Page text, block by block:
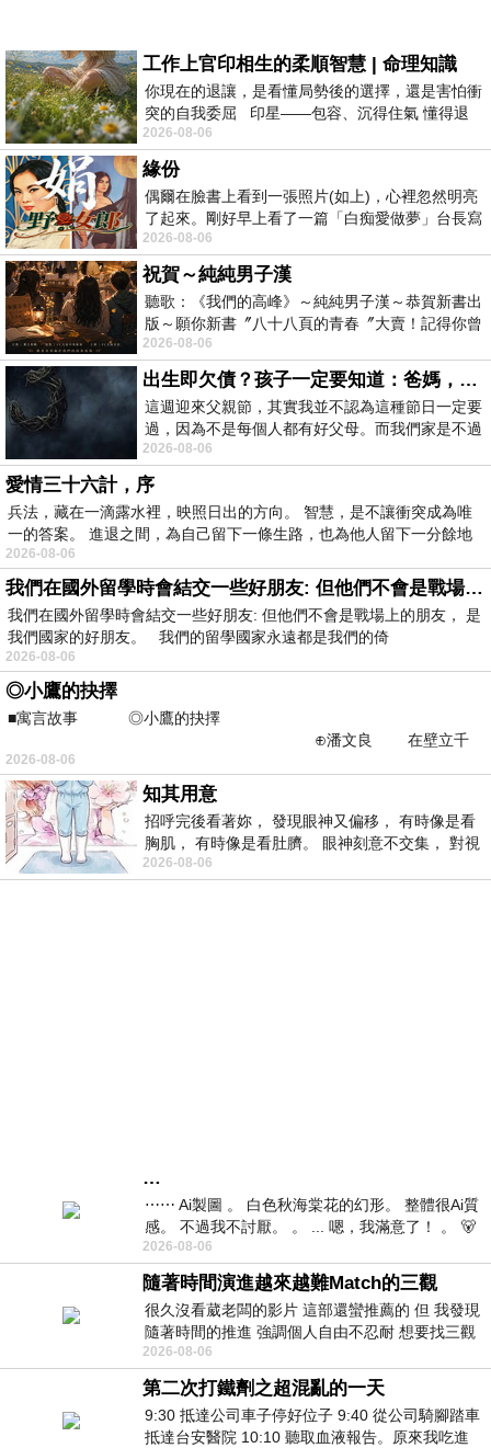
工作上官印相生的柔順智慧 | 命理知識
你現在的退讓，是看懂局勢後的選擇，還是害怕衝
突的自我委屈 印星——包容、沉得住氣 懂得退
一步觀察，不會
2026-08-06
緣份
偶爾在臉書上看到一張照片(如上)，心裡忽然明亮
了起來。剛好早上看了一篇「白痴愛做夢」台長寫
的貼文，在回顧年輕時瘋狂愛上
2026-08-06
祝賀～純純男子漢
聽歌：《我們的高峰》～純純男子漢～恭賀新書出
版～願你新書〞八十八頁的青春〞大賣！記得你曾
經在我的版留言…「好讚的圖^^感覺大家
2026-08-06
出生即欠債？孩子一定要知道：爸媽，其實我不欠你們
這週迎來父親節，其實我並不認為這種節日一定要
過，因為不是每個人都有好父母。而我們家是不過
節的，平時也沒什麼儀式感，生活趨近冷
2026-08-06
愛情三十六計，序
兵法，藏在一滴露水裡，映照日出的方向。 智慧，是不讓衝突成為唯
一的答案。 進退之間，為自己留下一條生路，也為他人留下一分餘地
2026-08-06
我們在國外留學時會結交一些好朋友: 但他們不會是戰場上的朋友
我們在國外留學時會結交一些好朋友: 但他們不會是戰場上的朋友， 是
我們國家的好朋友。 我們的留學國家永遠都是我們的倚
2026-08-06
◎小鷹的抉擇
■寓言故事 ◎小鷹的抉擇
⊕潘文良 在壁立千
仞的懸崖上，有一座遮天蔽
2026-08-06
知其用意
招呼完後看著妳， 發現眼神又偏移， 有時像是看
胸肌， 有時像是看肚臍。 眼神刻意不交集， 對視
視線不對齊， 讓我很難不
2026-08-06
…
⋯⋯ Ai製圖 。 白色秋海棠花的幻形。 整體很Ai質
感。 不過我不討厭。 。 ... 嗯，我滿意了！ 。 🐻
昨中
2026-08-06
隨著時間演進越來越難Match的三觀
很久沒看葳老闆的影片 這部還蠻推薦的 但 我發現
隨著時間的推進 強調個人自由不忍耐 想要找三觀
接近的不要說對象 連朋友都超
2026-08-06
第二次打鐵劑之超混亂的一天
9:30 抵達公司車子停好位子 9:40 從公司騎腳踏車
抵達台安醫院 10:10 聽取血液報告。原來我吃進